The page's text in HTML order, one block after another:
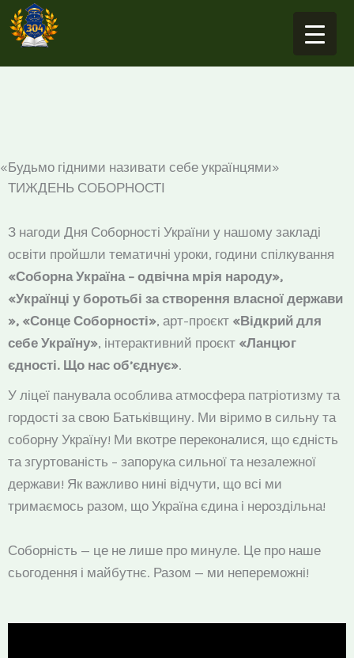
Перейти
до
«Будьмо гідними називати себе українцями»
ТИЖДЕНЬ СОБОРНОСТІ
З нагоди Дня Соборності України у нашому закладі
освіти пройшли тематичні уроки, години спілкування
«Соборна Україна – одвічна мрія народу»,
«Українці у боротьбі за створення власної держави
», «Сонце Соборності», арт-проєкт «Відкрий для
себе Україну», інтерактивний проєкт «Ланцюг
єдності. Що нас об’єднує».
У ліцеї панувала особлива атмосфера патріотизму та
гордості за свою Батьківщину. Ми віримо в сильну та
соборну Україну! Ми вкотре переконалися, що єдність
та згуртованість – запорука сильної та незалежної
держави! Як важливо нині відчути, що всі ми
тримаємось разом, що Україна єдина і нероздільна!
Соборність — це не лише про минуле. Це про наше
сьогодення і майбутнє. Разом — ми непереможні!